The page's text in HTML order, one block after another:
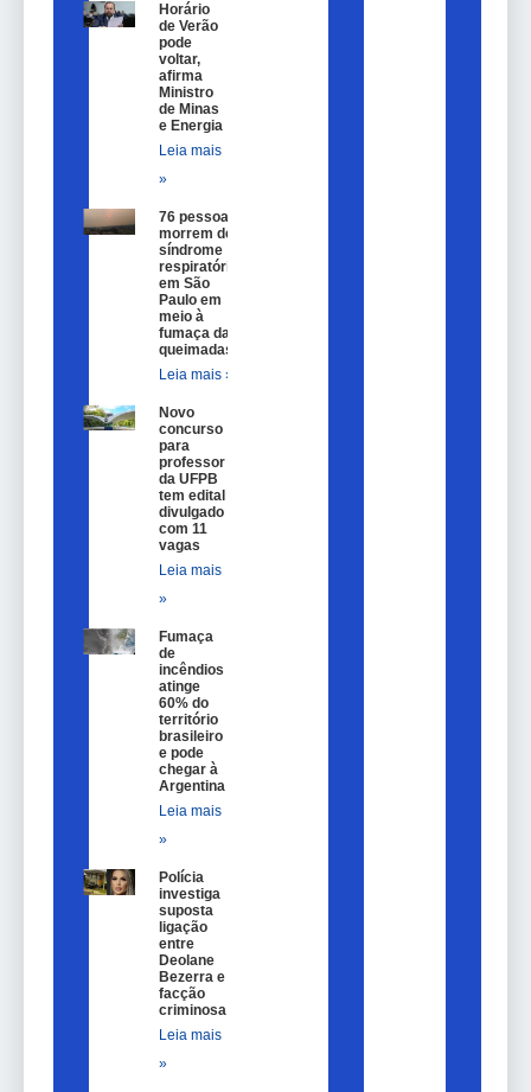
Horário
de Verão
pode
voltar,
afirma
Ministro
de Minas
e Energia
Leia mais
»
76 pessoas
morrem de
síndrome
respiratória
em São
Paulo em
meio à
fumaça das
queimadas
Leia mais »
Novo
concurso
para
professor
da UFPB
tem edital
divulgado
com 11
vagas
Leia mais
»
Fumaça
de
incêndios
atinge
60% do
território
brasileiro
e pode
chegar à
Argentina
Leia mais
»
Polícia
investiga
suposta
ligação
entre
Deolane
Bezerra e
facção
criminosa
Leia mais
»